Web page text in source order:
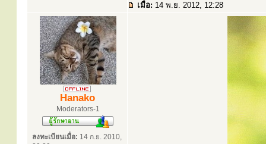
เมื่อ: 14 พ.ย. 2012, 12:28
Hanako
Moderators-1
ลงทะเบียนเมื่อ: 14 ก.ย. 2010,